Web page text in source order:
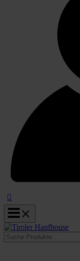
Suchen